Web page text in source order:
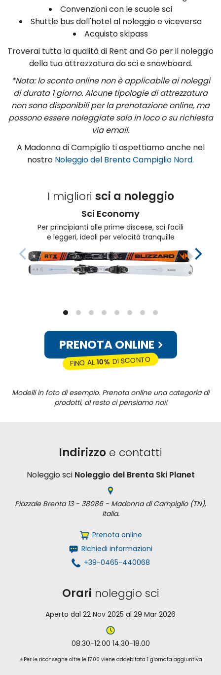
Convenzioni con le scuole sci
Shuttle bus dall'hotel al noleggio e viceversa
Acquisto skipass
Troverai tutta la qualità di Rent and Go per il noleggio
della tua attrezzatura da sci e snowboard.
*Nota: lo sconto online non è applicabile ai noleggi
di durata 1 giorno. Alcune tipologie di attrezzatura
non sono disponibili per la prenotazione online, ma
possono essere noleggiate solo in loco o su richiesta
via email.
A Madonna di Campiglio ti aspettiamo anche nel
nostro Noleggio del Brenta Campiglio Nord.
I migliori sci a noleggio
Sci Economy
Per principianti alle prime discese, sci facili
e leggeri, ideali per velocità tranquille
PRENOTA ONLINE
FINO AL10% DI SCONTO
Modelli in foto di esempio. Prenota online una categoria di
prodotti, al resto ci pensiamo noi!
Indirizzo e contatti
Noleggio sci Noleggio del Brenta Ski Planet
Piazzale Brenta 13 - 38086 - Madonna di Campiglio (TN),
Italia.
Prenota online
Richiedi informazioni
+39-0465-440068
Orari noleggio sci
Aperto dal 22 Nov 2025 al 29 Mar 2026
08.30-12.00 14.30-18.00
⚠️Per le riconsegne oltre le 17.00 viene addebitata 1 giornata aggiuntiva